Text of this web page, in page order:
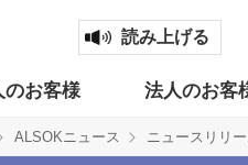
読み上げる
のお客様 法人のお客
ALSOKニュース ニュースリリー